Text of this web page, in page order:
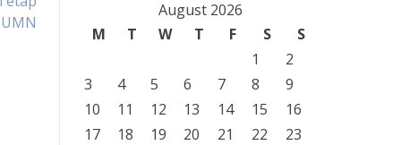
August 2026
M
T W T F S
S
1
2
3
4 5 6 7 8
9
10
11 12 13 14 15
16
17
18 19 20 21 22
23